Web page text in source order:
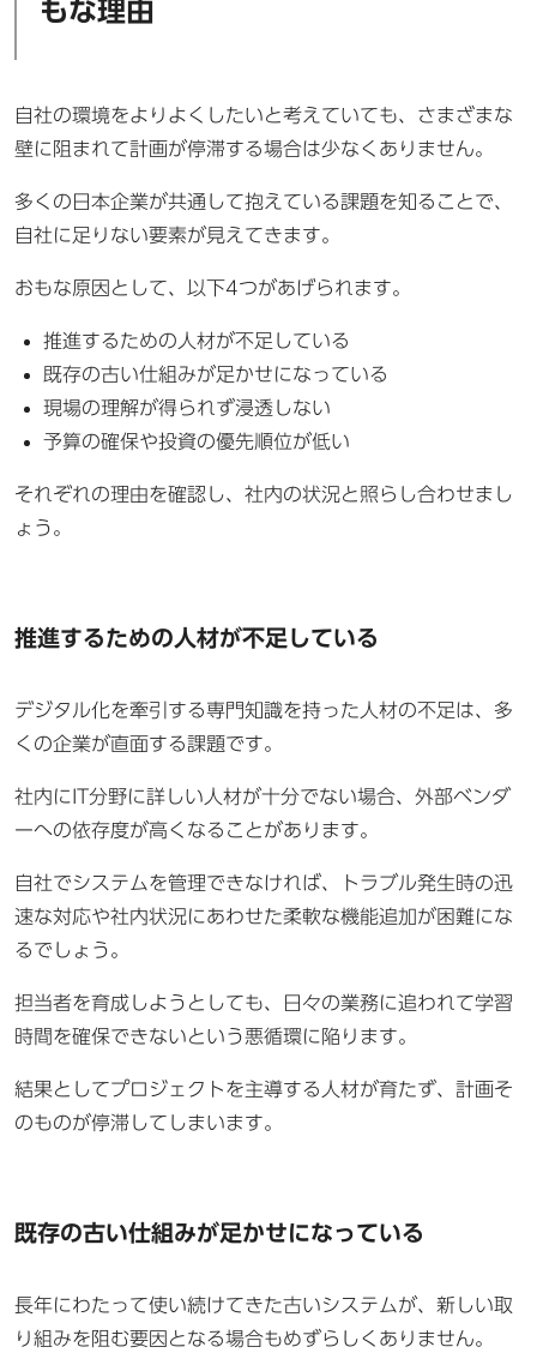
もな理由
自社の環境をよりよくしたいと考えていても、さまざまな
壁に阻まれて計画が停滞する場合は少なくありません。
多くの日本企業が共通して抱えている課題を知ることで、
自社に足りない要素が見えてきます。
おもな原因として、以下4つがあげられます。
推進するための人材が不足している
既存の古い仕組みが足かせになっている
現場の理解が得られず浸透しない
予算の確保や投資の優先順位が低い
それぞれの理由を確認し、社内の状況と照らし合わせまし
ょう。
推進するための人材が不足している
デジタル化を牽引する専門知識を持った人材の不足は、多
くの企業が直面する課題です。
社内にIT分野に詳しい人材が十分でない場合、外部ベンダ
ーへの依存度が高くなることがあります。
自社でシステムを管理できなければ、トラブル発生時の迅
速な対応や社内状況にあわせた柔軟な機能追加が困難にな
るでしょう。
担当者を育成しようとしても、日々の業務に追われて学習
時間を確保できないという悪循環に陥ります。
結果としてプロジェクトを主導する人材が育たず、計画そ
のものが停滞してしまいます。
既存の古い仕組みが足かせになっている
長年にわたって使い続けてきた古いシステムが、新しい取
り組みを阻む要因となる場合もめずらしくありません。